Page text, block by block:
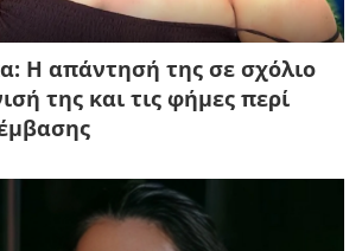
Η απάντησή της σε σχόλιο
της και τις φήμες περί